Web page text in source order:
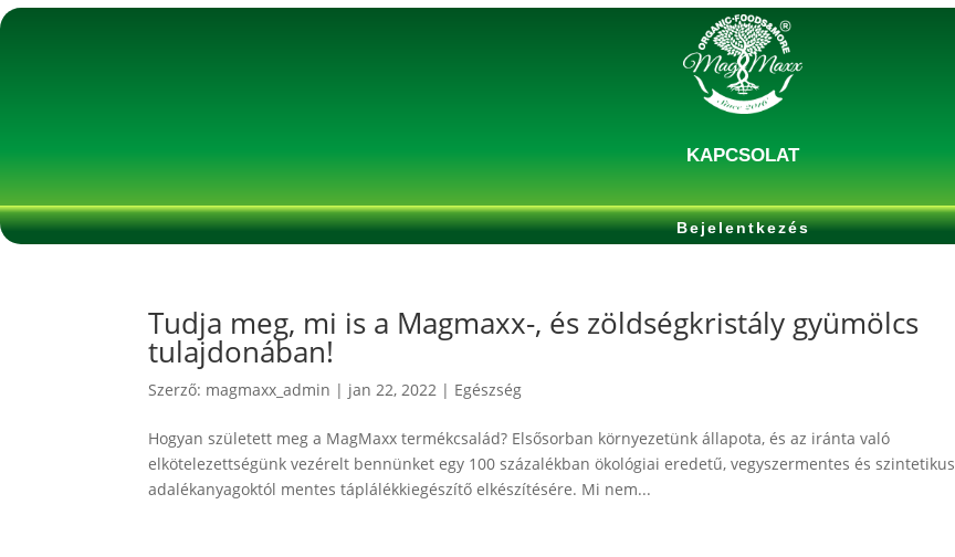
KAPCSOLAT
Bejelentkezés
Tudja meg, mi is a Magmaxx-, és zöldségkristály gyümölcs
tulajdonában!
Szerző: magmaxx_admin | jan 22, 2022 | Egészség
Hogyan született meg a MagMaxx termékcsalád? Elsősorban környezetünk állapota, és az iránta való
elkötelezettségünk vezérelt bennünket egy 100 százalékban ökológiai eredetű, vegyszermentes és szintetikus
adalékanyagoktól mentes táplálékkiegészítő elkészítésére. Mi nem...